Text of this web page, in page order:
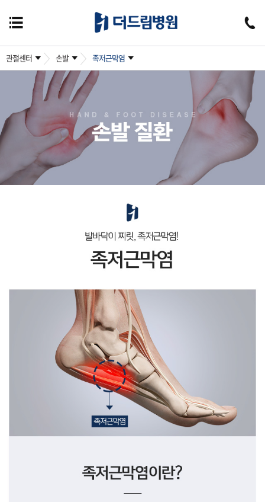
관절센터 손발 족저근막염